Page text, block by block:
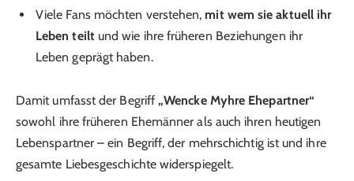
Viele Fans möchten verstehen, mit wem sie aktuell ihr
Leben teiltund wie ihre früheren Beziehungen ihr
Leben geprägt haben.
Damit umfasst der Begriff„Wencke Myhre Ehepartner“
sowohl ihre früheren Ehemänner als auch ihren heutigen
Lebenspartner – ein Begriff, der mehrschichtig ist und ihre
gesamte Liebesgeschichte widerspiegelt.